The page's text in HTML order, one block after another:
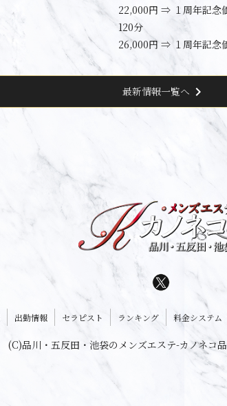
22,000円 ⇒ １周年記
120分
26,000円 ⇒ １周年記念
最新情報一覧へ chevron_right
出勤情報 セラピスト ランキング 料金システム
(C)品川・五反田・池袋のメンズエステ-カノネコ